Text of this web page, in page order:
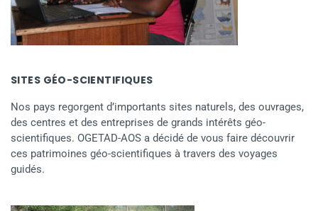
SITES GÉO-SCIENTIFIQUES
Nos pays regorgent d’importants sites naturels, des ouvrages,
des centres et des entreprises de grands intérêts géo-
scientifiques. OGETAD-AOS a décidé de vous faire découvrir
ces patrimoines géo-scientifiques à travers des voyages
guidés.